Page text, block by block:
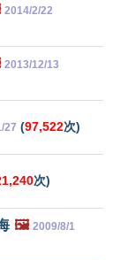
2014/2/22
2013/12/13
27 (97,522次)
次)
🖼️ 2009/8/1